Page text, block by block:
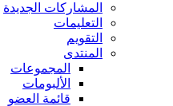
المشاركات الجديدة
التعليمات
التقويم
المنتدى
المجموعات
الألبومات
قائمة العضو